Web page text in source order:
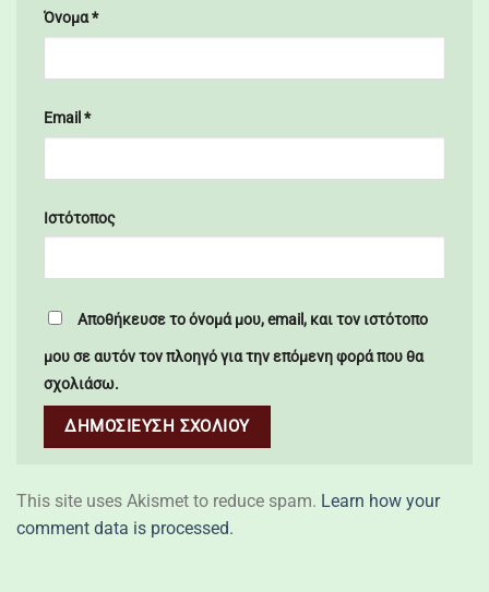
Όνομα*
Email *
Ιστότοπος
Αποθήκευσε το όνομά μου, email, και τον ιστότοπο
μου σε αυτόν τον πλοηγό για την επόμενη φορά που θα
σχολιάσω.
This site uses Akismet to reduce spam. Learn how your
comment data is processed.